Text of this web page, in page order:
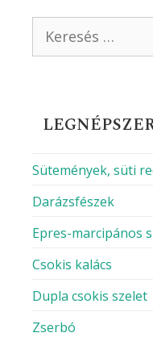
Email
Honlap
A nevem, e-mail
mentése a